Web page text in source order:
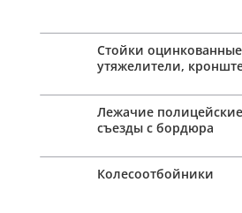
Стойки
утяжелители,
Лежачие
съезды с бордюра
Колесоотбойники